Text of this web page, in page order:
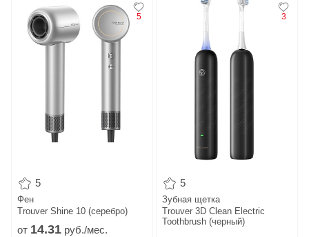
5
5
Фен
Trouver Shine 10 (серебро)
от 14.31 руб./мес.
3
5
Зубная щетка
Trouver 3D Clean Electric
Toothbrush (черный)